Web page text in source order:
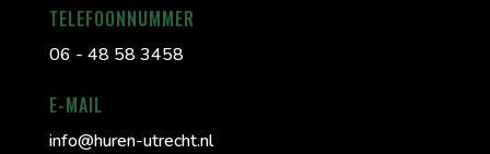
TELEFOONNUMMER
06 - 48 58 3458
E-MAIL
info@huren-utrecht.nl